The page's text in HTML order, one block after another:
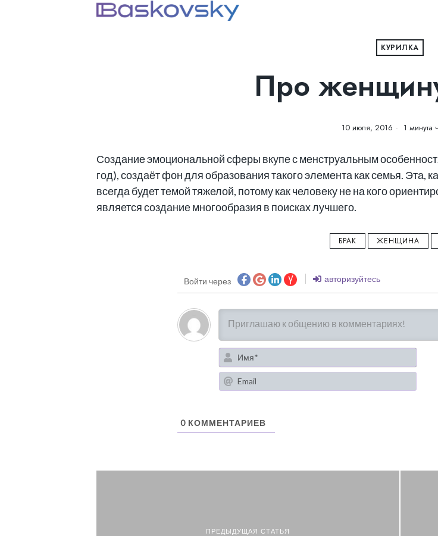
КУРИЛКА
Про
10 июля, 2016 1 минута
Создание эмоциональной сферы вкупе с менструальным
год), создаёт фон для образования такого элемента как семья. Эта,
всегда будет темой тяжелой, потому как человеку не на кого
является создание многообразия в поисках лучшего.
БРАК ЖЕНЩИНА
Войти через авторизуйтесь
Имя*
Email
0 КОММЕНТАРИЕВ
ПРЕДЫДУЩАЯ СТАТЬЯ